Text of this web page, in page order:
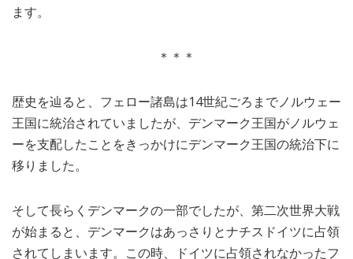
ます。
＊＊＊
歴史を辿ると、フェロー諸島は14世紀ごろまでノルウェー
王国に統治されていましたが、デンマーク王国がノルウェ
ーを支配したことをきっかけにデンマーク王国の統治下に
移りました。
そして長らくデンマークの一部でしたが、第二次世界大戦
が始まると、デンマークはあっさりとナチスドイツに占領
されてしまいます。この時、ドイツに占領されなかったフ